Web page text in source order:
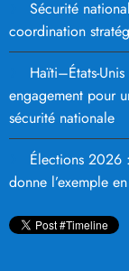
Sécurité
coordination
Haïti–États-
engagement pour
sécurité nationale
Élections 2026
donne l’exemple